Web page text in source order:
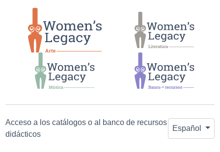
búsqueda
contenido
principal
Acceso a los catálogos o al banco de recursos
didácticos
Español